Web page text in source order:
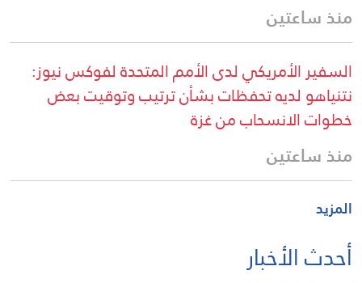
منذ ساعتين
السفير الأمريكي لدى الأمم المتحدة لفوكس نيوز:
نتنياهو لديه تحفظات بشأن ترتيب وتوقيت بعض
خطوات الانسحاب من غزة
منذ ساعتين
المزيد
أحدث الأخبار